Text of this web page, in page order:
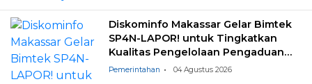
Diskominfo Makassar Gelar Bimtek
SP4N-LAPOR! untuk Tingkatkan
Kualitas Pengelolaan Pengaduan
Masyarakat
Pemerintahan 04 Agustus 2026